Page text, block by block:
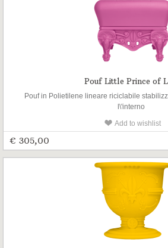
Pouf Little Prince of
Pouf in Polietilene lineare riciclabile
l\'interno
Add to wishlist
€ 305,00